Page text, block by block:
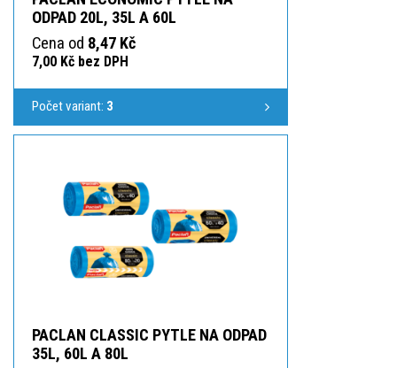
ODPAD 20L, 35L A 60L
Cena od 8,47 Kč
7,00 Kč bez DPH
Počet variant: 3
PACLAN CLASSIC PYTLE NA ODPAD
35L, 60L A 80L